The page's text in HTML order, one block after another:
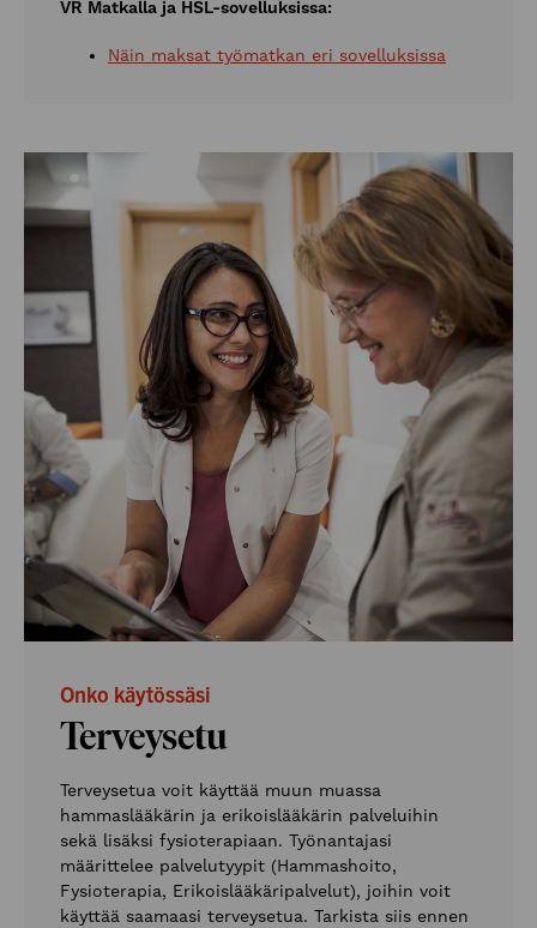
VR Matkalla ja HSL-sovelluksissa:
Näin maksat työmatkan eri sovelluksissa
Onko käytössäsi
Terveysetu
Terveysetua voit käyttää muun muassa
hammaslääkärin ja erikoislääkärin palveluihin
sekä lisäksi fysioterapiaan. Työnantajasi
määrittelee palvelutyypit (Hammashoito,
Fysioterapia, Erikoislääkäripalvelut), joihin voit
käyttää saamaasi terveysetua. Tarkista siis ennen